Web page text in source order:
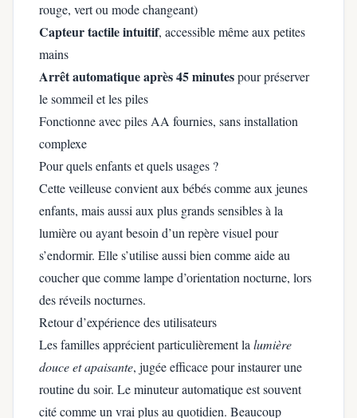
rouge, vert ou mode changeant)
Capteur tactile intuitif, accessible même aux petites
mains
Arrêt automatique après 45 minutespour préserver
le sommeil et les piles
Fonctionne avec piles AA fournies, sans installation
complexe
Pour quels enfants et quels usages ?
Cette veilleuse convient aux bébés comme aux jeunes
enfants, mais aussi aux plus grands sensibles à la
lumière ou ayant besoin d’un repère visuel pour
s’endormir. Elle s’utilise aussi bien comme aide au
coucher que comme lampe d’orientation nocturne, lors
des réveils nocturnes.
Retour d’expérience des utilisateurs
Les familles apprécient particulièrement lalumière
douce et apaisante, jugée efficace pour instaurer une
routine du soir. Le minuteur automatique est souvent
cité comme un vrai plus au quotidien. Beaucoup